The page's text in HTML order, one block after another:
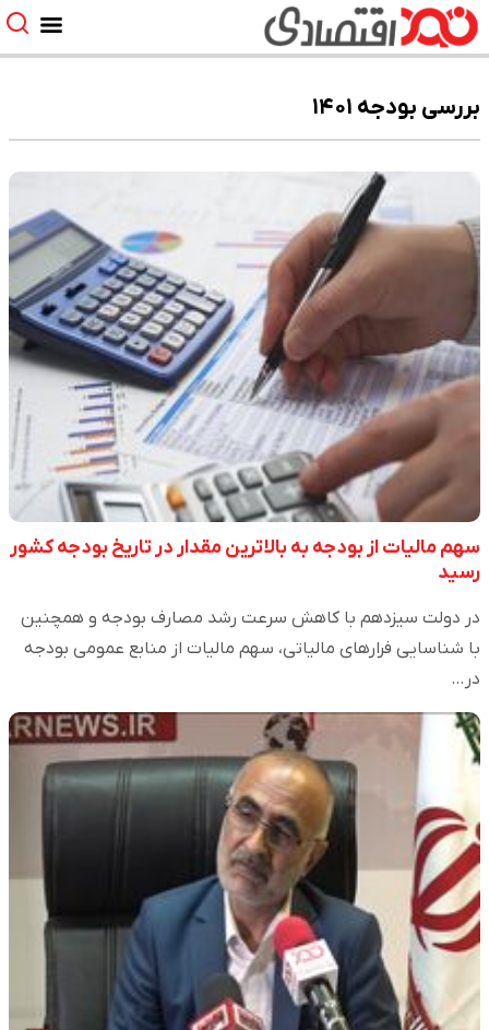
بررسی بودجه ۱۴۰۱
سهم مالیات از بودجه به بالاترین مقدار در تاریخ بودجه کشور
رسید
در دولت سیزدهم با کاهش سرعت رشد مصارف بودجه و همچنین
با شناسایی فرارهای مالیاتی، سهم مالیات از منابع عمومی بودجه
در…